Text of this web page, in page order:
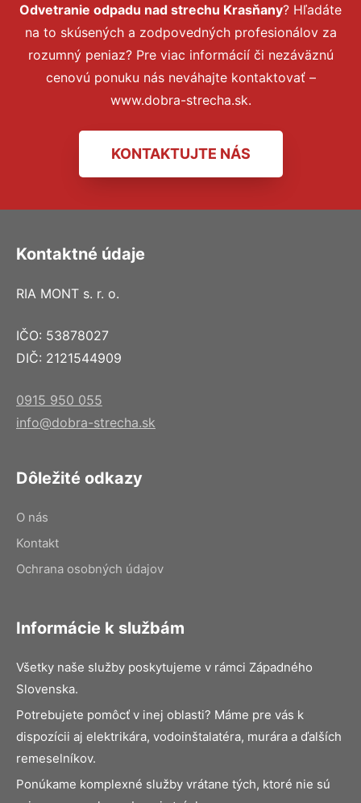
Odvetranie odpadu nad strechu Krasňany? Hľadáte
na to skúsených a zodpovedných profesionálov za
rozumný peniaz? Pre viac informácií či nezáväznú
cenovú ponuku nás neváhajte kontaktovať –
www.dobra-strecha.sk.
KONTAKTUJTE NÁS
Kontaktné údaje
RIA MONT s. r. o.
IČO: 53878027
DIČ: 2121544909
0915 950 055
info@dobra-strecha.sk
Dôležité odkazy
O nás
Kontakt
Ochrana osobných údajov
Informácie k službám
Všetky naše služby poskytujeme v rámci Západného
Slovenska.
Potrebujete pomôcť v inej oblasti? Máme pre vás k
dispozícii aj elektrikára, vodoinštalatéra, murára a ďalších
remeselníkov.
Ponúkame komplexné služby vrátane tých, ktoré nie sú